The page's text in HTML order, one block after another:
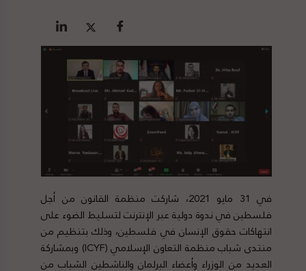
في 31 مايو 2021، شاركت منظمة القانون من أجل
فلسطين في ندوة دولية عبر الإنترنت لتسليط الضوء على
انتهاكات حقوق الإنسان في فلسطين، وذلك بتنظيم من
منتدى شباب منظمة التعاون الإسلامي (ICYF) وبمشاركة
العديد من الوزراء وأعضاء البرلمان والناشطين الشباب من